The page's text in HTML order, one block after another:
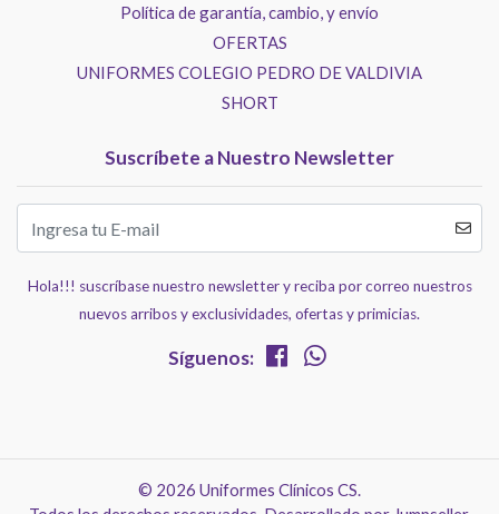
Política de garantía, cambio, y envío
OFERTAS
UNIFORMES COLEGIO PEDRO DE VALDIVIA
SHORT
Suscríbete a Nuestro Newsletter
Hola!!! suscríbase nuestro newsletter y reciba por correo nuestros
nuevos arribos y exclusividades, ofertas y primicias.
Síguenos:
© 2026 Uniformes Clínicos CS.